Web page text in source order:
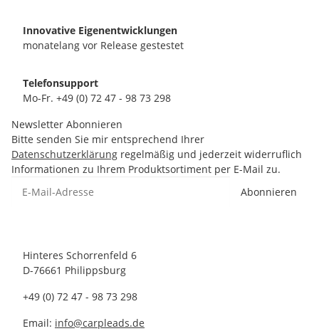
Innovative Eigenentwicklungen
monatelang vor Release gestestet
Telefonsupport
Mo-Fr. +49 (0) 72 47 - 98 73 298
Newsletter Abonnieren
Bitte senden Sie mir entsprechend Ihrer
Datenschutzerklärung regelmäßig und jederzeit widerruflich
Informationen zu Ihrem Produktsortiment per E-Mail zu.
Abonnieren
Hinteres Schorrenfeld 6
D-76661 Philippsburg
+49 (0) 72 47 - 98 73 298
Email: info@carpleads.de